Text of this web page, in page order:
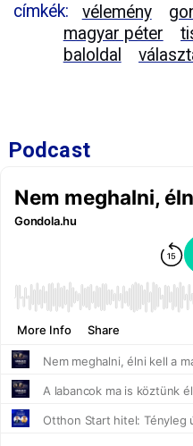
címkék: vélemény
magyar péter
baloldal
Podcast